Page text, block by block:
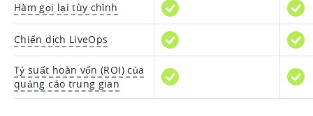
Hàm gọi lại tùy chỉnh
Chiến dịch LiveOps
Tỷ suất hoàn vốn (ROI) của
quảng cáo trung gian